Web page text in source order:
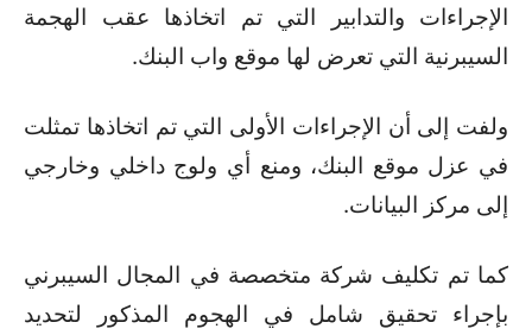
الإجراءات والتدابير التي تم اتخاذها عقب الهجمة
السيبرنية التي تعرض لها موقع واب البنك.
ولفت إلى أن الإجراءات الأولى التي تم اتخاذها تمثلت
في عزل موقع البنك، ومنع أي ولوج داخلي وخارجي
إلى مركز البيانات.
كما تم تكليف شركة متخصصة في المجال السيبرني
بإجراء تحقيق شامل في الهجوم المذكور لتحديد